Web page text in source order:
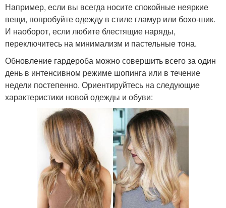
Например, если вы всегда носите спокойные неяркие
вещи, попробуйте одежду в стиле гламур или бохо-шик.
И наоборот, если любите блестящие наряды,
переключитесь на минимализм и пастельные тона.
Обновление гардероба можно совершить всего за один
день в интенсивном режиме шопинга или в течение
недели постепенно. Ориентируйтесь на следующие
характеристики новой одежды и обуви: